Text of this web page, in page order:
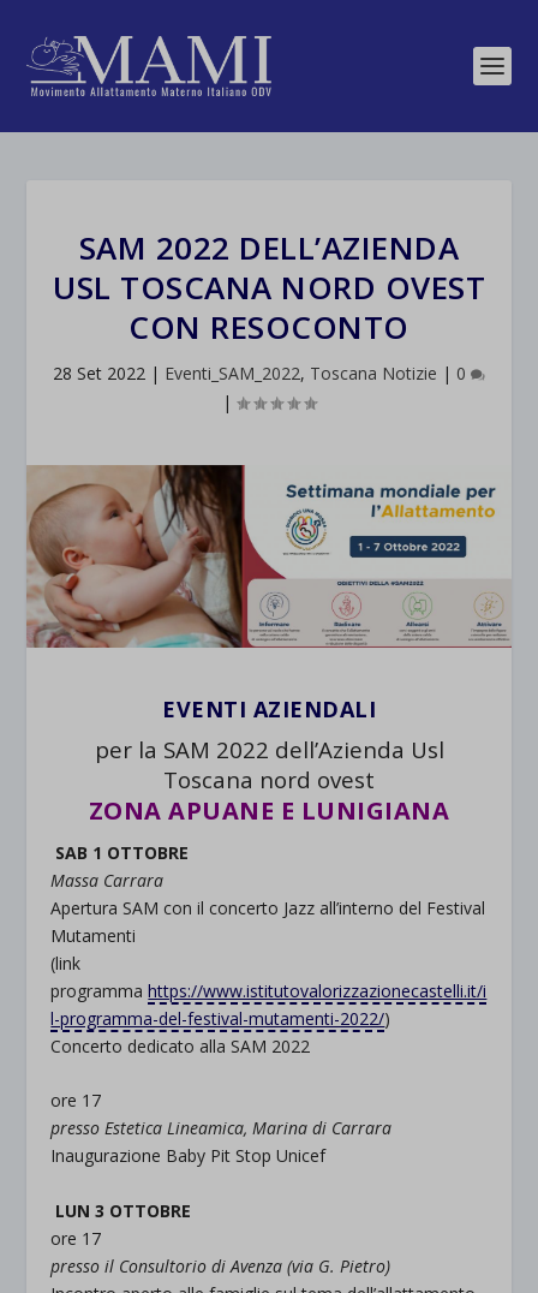
SAM 2022 DELL’AZIENDA
USL TOSCANA NORD OVEST
CON RESOCONTO
28 Set 2022 | Eventi_SAM_2022, Toscana Notizie | 0
|
EVENTI AZIENDALI
per la SAM 2022 dell’Azienda Usl
Toscana nord ovest
ZONA APUANE E LUNIGIANA
SAB 1 OTTOBRE
Massa Carrara
Apertura SAM con il concerto Jazz all’interno del Festival
Mutamenti
(link
programmahttps://www.istitutovalorizzazionecastelli.it/i
l-programma-del-festival-mutamenti-2022/)
Concerto dedicato alla SAM 2022
ore 17
presso Estetica Lineamica, Marina di Carrara
Inaugurazione Baby Pit Stop Unicef
LUN 3 OTTOBRE
ore 17
presso il Consultorio di Avenza (via G. Pietro)